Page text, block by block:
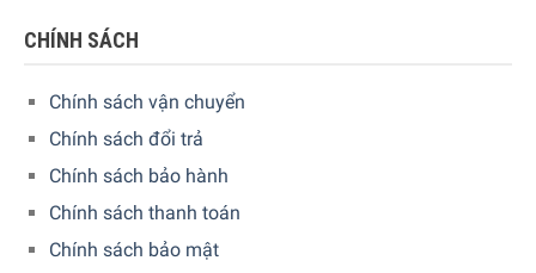
CHÍNH SÁCH
Chính sách vận chuyển
Chính sách đổi trả
Chính sách bảo hành
Chính sách thanh toán
Chính sách bảo mật